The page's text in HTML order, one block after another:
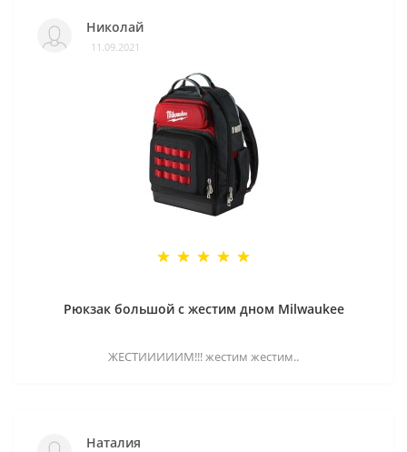
Николай
11.09.2021
Рюкзак большой с жестим дном Milwaukee
ЖЕСТИИИИИМ!!! жестим жестим..
Наталия